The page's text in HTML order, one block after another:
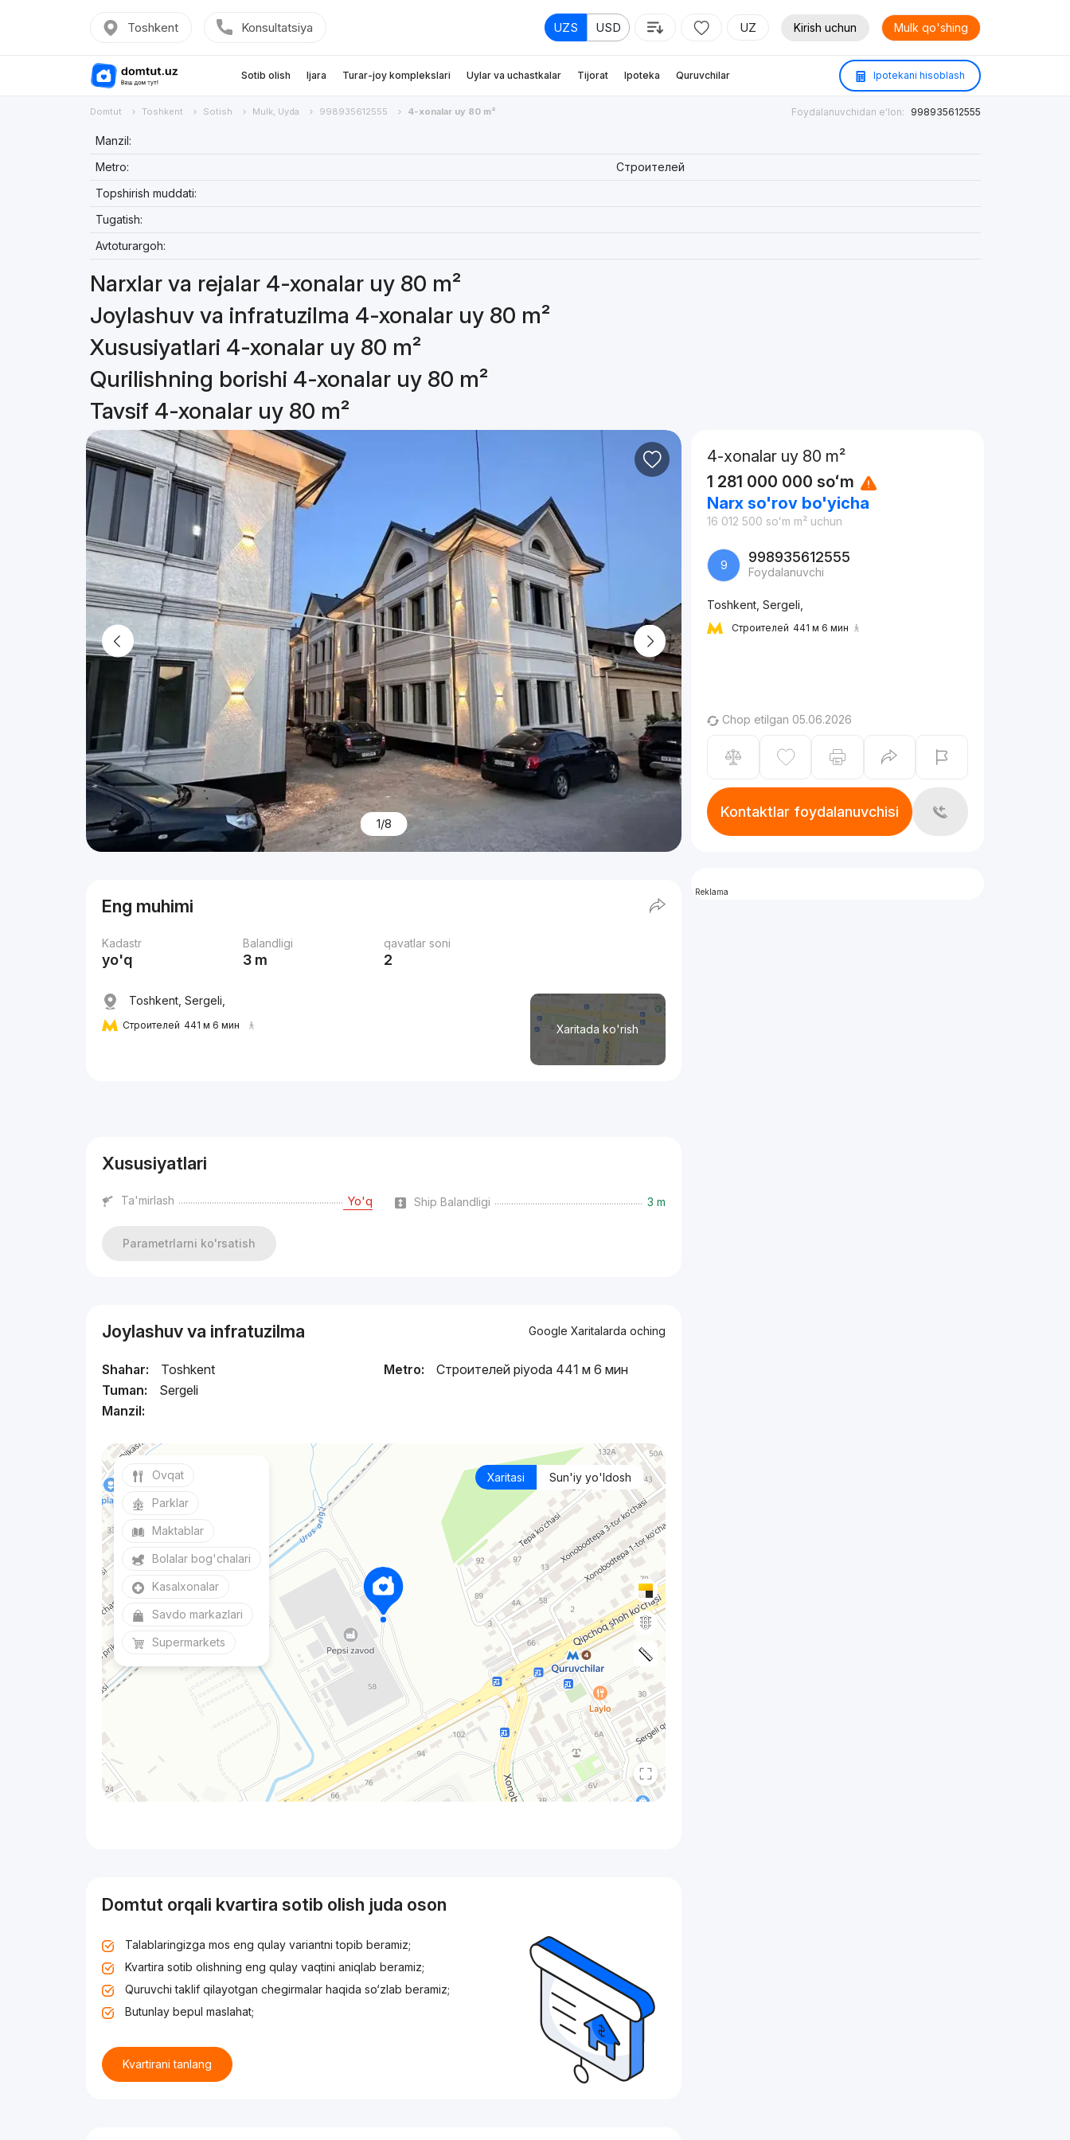
Toshkent Konsultatsiya UZS USD UZ Kirish uchun Mulk qo'shing
Sotib olish Ijara Turar-joy komplekslari Uylar va uchastkalar Tijorat Ipoteka Quruvchilar Ipotekani hisoblash
Domtut Toshkent Sotish Mulk, Uyda 998935612555 4-xonalar uy 80 m² Foydalanuvchidan e'lon: 998935612555
Manzil:
Metro:
Строителей
Topshirish muddati:
Tugatish:
Avtoturargoh:
Narxlar va rejalar 4-xonalar uy 80 m²
Joylashuv va infratuzilma 4-xonalar uy 80 m²
Xususiyatlari 4-xonalar uy 80 m²
Qurilishning borishi 4-xonalar uy 80 m²
Tavsif 4-xonalar uy 80 m²
1/8
Eng muhimi
Kadastr
yo'q
Balandligi
3 m
qavatlar soni
2
Xaritada ko'rish
Toshkent, Sergeli,
Строителей 441 м 6 мин
Xususiyatlari
Ta'mirlash Yo'q Ship Balandligi 3 m
Parametrlarni ko'rsatish
Joylashuv va infratuzilma Google Xaritalarda oching
Shahar:
Toshkent
Tuman:
Sergeli
Manzil:
Metro: Строителей piyoda 441 м 6 мин
Xaritasi Sun'iy yo'ldosh
Ovqat
Parklar
Maktablar
Bolalar bog'chalari
Kasalxonalar
Savdo markazlari
Supermarkets
Domtut orqali kvartira sotib olish juda oson
Talablaringizga mos eng qulay variantni topib beramiz;
Kvartira sotib olishning eng qulay vaqtini aniqlab beramiz;
Quruvchi taklif qilayotgan chegirmalar haqida so‘zlab beramiz;
Butunlay bepul maslahat;
Kvartirani tanlang
4-xonalar uy 80 m²
1 281 000 000 soʻm
Narx so'rov bo'yicha
16 012 500 soʻm m² uchun
9 998935612555
Foydalanuvchi
Toshkent, Sergeli,
Строителей 441 м 6 мин
Chop etilgan 05.06.2026
Kontaktlar foydalanuvchisi
Reklama